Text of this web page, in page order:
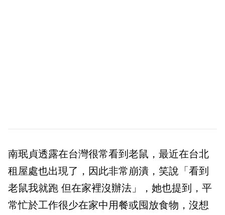
南珉貞透露在台灣很常看到老鼠，最近在台北
租屋處也出現了，因此非常崩潰，笑說「看到
老鼠我就跑 但在家裡沒辦法」，她也提到，平
常忙於工作很少在家中用餐或囤放食物，沒想